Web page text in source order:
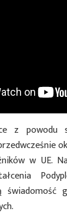
z powodu
w UE.
świadomość